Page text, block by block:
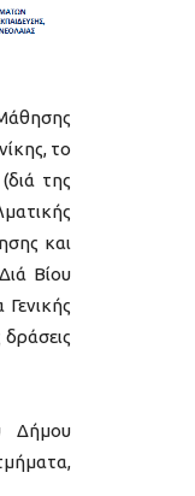
το
της
και
Βίου
Δήμου